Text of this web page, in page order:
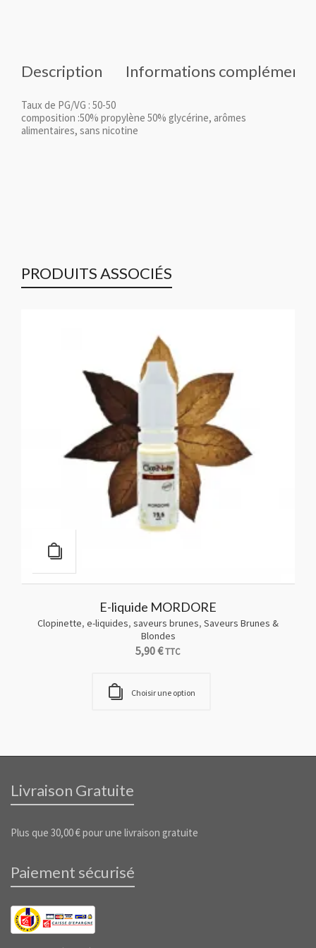
Description Informations
Taux de PG/VG : 50-50
composition :50% propylène 50% glycérine, arômes
alimentaires, sans nicotine
PRODUITS ASSOCIÉS
E-liquide MORDORE
Clopinette, e-liquides, saveurs brunes, Saveurs Brunes &
Blondes
5,90€TTC
Choisir une option
Livraison Gratuite
Plus que 30,00€pour une livraison gratuite
Paiement sécurisé